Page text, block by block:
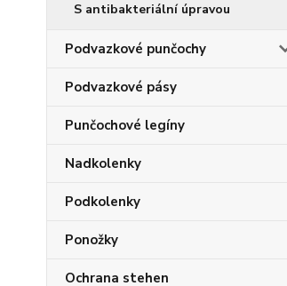
S antibakteriální úpravou
Podvazkové punčochy
Podvazkové pásy
Punčochové legíny
Nadkolenky
Podkolenky
Ponožky
Ochrana stehen